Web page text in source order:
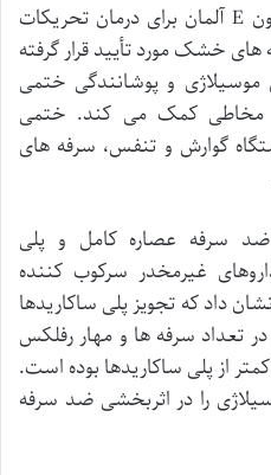
برگ ختمی نیز از سوی کمیسیون E آلمان برای درمان تحریکات
خشک مورد تأیید قرار گرفته
و پوشانندگی ختمی
مخاطی کمک می کند. ختمی
گوارش و تنفس، سرفه های
سرفه عصاره کامل و پلی
غیرمخدر سرکوب کننده
داد که تجویز پلی ساکاریدها
تعداد سرفه ها و مهار رفلکس
از پلی ساکاریدها بوده است.
را در اثربخشی ضد سرفه